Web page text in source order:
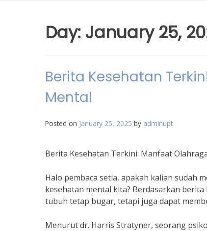
Day: January 25,
Berita Kesehatan
Mental
Posted on January 25, 2025 by adminupt
Berita Kesehatan Terkini: Manfaat
Halo pembaca setia, apakah kalian sudah
kesehatan mental kita? Berdasarkan
tubuh tetap bugar, tetapi juga dapat
Menurut dr. Harris Stratyner, seorang